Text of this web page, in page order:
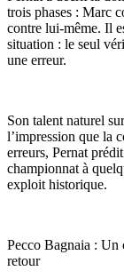
trois phases : Marc
contre lui-même. Il
situation : le seul
une erreur.
Son talent naturel
l’impression que la
erreurs, Pernat
championnat à
exploit historique.
Pecco Bagnaia : Un
retour